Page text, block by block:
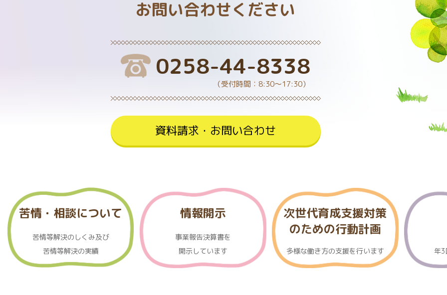
お問い合わせください
0258-44-8338
（受付時間：8:30～17:30）
資料請求・お問い合わせ
苦情・相談について
苦情等解決のしくみ及び
苦情等解決の実績
情報開示
事業報告決算書を
開示しています
次世代育成支援対策
のための行動計画
多様な働き方の支援を行います 年